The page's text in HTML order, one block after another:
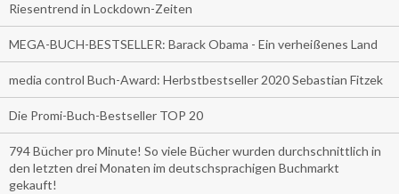
Riesentrend in Lockdown-Zeiten
MEGA-BUCH-BESTSELLER: Barack Obama - Ein verheißenes Land
media control Buch-Award: Herbstbestseller 2020 Sebastian Fitzek
Die Promi-Buch-Bestseller TOP 20
794 Bücher pro Minute! So viele Bücher wurden durchschnittlich in
den letzten drei Monaten im deutschsprachigen Buchmarkt
gekauft!